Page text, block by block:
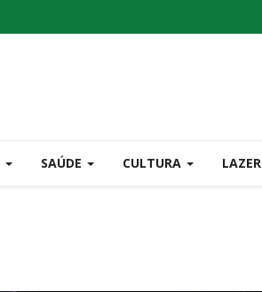
SAÚDE CULTURA LAZER